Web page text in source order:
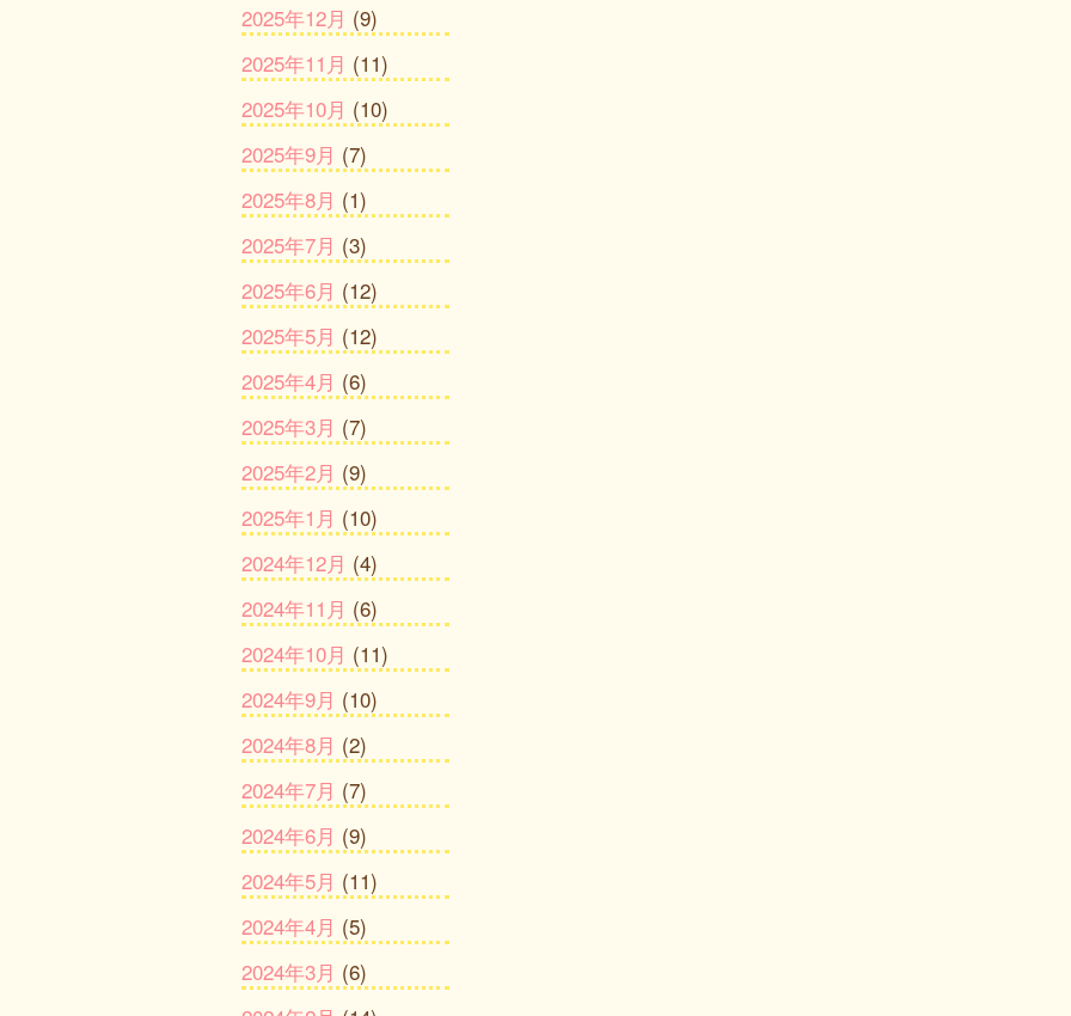
2025年12月 (9)
2025年11月 (11)
2025年10月 (10)
2025年9月 (7)
2025年8月 (1)
2025年7月 (3)
2025年6月 (12)
2025年5月 (12)
2025年4月 (6)
2025年3月 (7)
2025年2月 (9)
2025年1月 (10)
2024年12月 (4)
2024年11月 (6)
2024年10月 (11)
2024年9月 (10)
2024年8月 (2)
2024年7月 (7)
2024年6月 (9)
2024年5月 (11)
2024年4月 (5)
2024年3月 (6)